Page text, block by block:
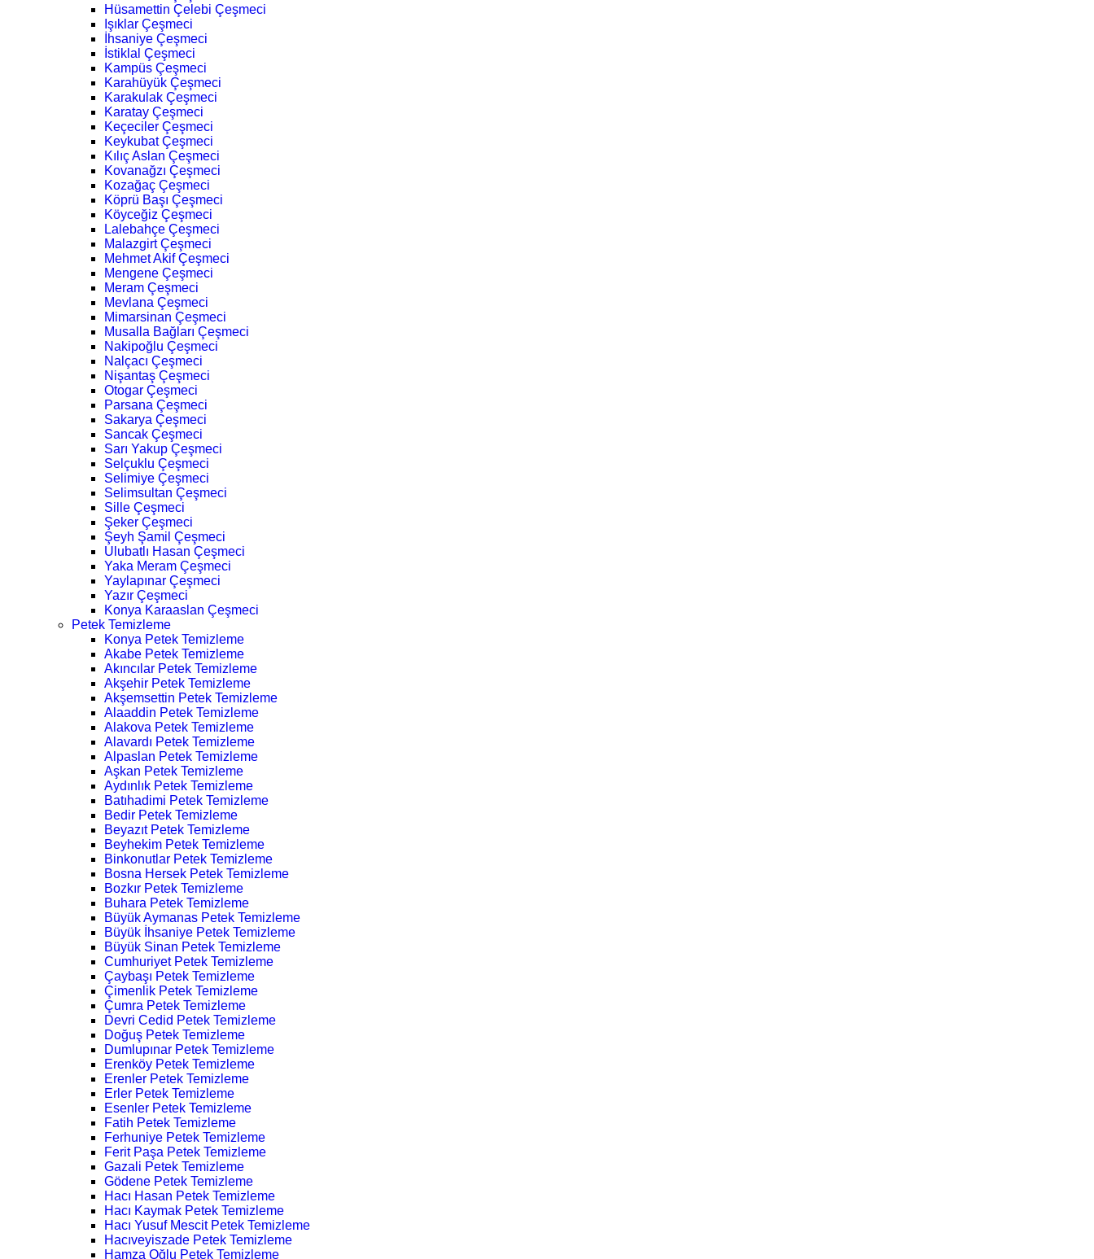
Hüsamettin Çelebi Çeşmeci
Işıklar Çeşmeci
İhsaniye Çeşmeci
İstiklal Çeşmeci
Kampüs Çeşmeci
Karahüyük Çeşmeci
Karakulak Çeşmeci
Karatay Çeşmeci
Keçeciler Çeşmeci
Keykubat Çeşmeci
Kılıç Aslan Çeşmeci
Kovanağzı Çeşmeci
Kozağaç Çeşmeci
Köprü Başı Çeşmeci
Köyceğiz Çeşmeci
Lalebahçe Çeşmeci
Malazgirt Çeşmeci
Mehmet Akif Çeşmeci
Mengene Çeşmeci
Meram Çeşmeci
Mevlana Çeşmeci
Mimarsinan Çeşmeci
Musalla Bağları Çeşmeci
Nakipoğlu Çeşmeci
Nalçacı Çeşmeci
Nişantaş Çeşmeci
Otogar Çeşmeci
Parsana Çeşmeci
Sakarya Çeşmeci
Sancak Çeşmeci
Sarı Yakup Çeşmeci
Selçuklu Çeşmeci
Selimiye Çeşmeci
Selimsultan Çeşmeci
Sille Çeşmeci
Şeker Çeşmeci
Şeyh Şamil Çeşmeci
Ulubatlı Hasan Çeşmeci
Yaka Meram Çeşmeci
Yaylapınar Çeşmeci
Yazır Çeşmeci
Konya Karaaslan Çeşmeci
Petek Temizleme
Konya Petek Temizleme
Akabe Petek Temizleme
Akıncılar Petek Temizleme
Akşehir Petek Temizleme
Akşemsettin Petek Temizleme
Alaaddin Petek Temizleme
Alakova Petek Temizleme
Alavardı Petek Temizleme
Alpaslan Petek Temizleme
Aşkan Petek Temizleme
Aydınlık Petek Temizleme
Batıhadimi Petek Temizleme
Bedir Petek Temizleme
Beyazıt Petek Temizleme
Beyhekim Petek Temizleme
Binkonutlar Petek Temizleme
Bosna Hersek Petek Temizleme
Bozkır Petek Temizleme
Buhara Petek Temizleme
Büyük Aymanas Petek Temizleme
Büyük İhsaniye Petek Temizleme
Büyük Sinan Petek Temizleme
Cumhuriyet Petek Temizleme
Çaybaşı Petek Temizleme
Çimenlik Petek Temizleme
Çumra Petek Temizleme
Devri Cedid Petek Temizleme
Doğuş Petek Temizleme
Dumlupınar Petek Temizleme
Erenköy Petek Temizleme
Erenler Petek Temizleme
Erler Petek Temizleme
Esenler Petek Temizleme
Fatih Petek Temizleme
Ferhuniye Petek Temizleme
Ferit Paşa Petek Temizleme
Gazali Petek Temizleme
Gödene Petek Temizleme
Hacı Hasan Petek Temizleme
Hacı Kaymak Petek Temizleme
Hacı Yusuf Mescit Petek Temizleme
Hacıveyiszade Petek Temizleme
Hamza Oğlu Petek Temizleme